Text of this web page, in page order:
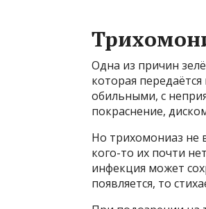
Одна из причин
которая
обильными, с
покраснение,
Но трихомониаз не
кого-то их почти
инфекция может
появляется, то